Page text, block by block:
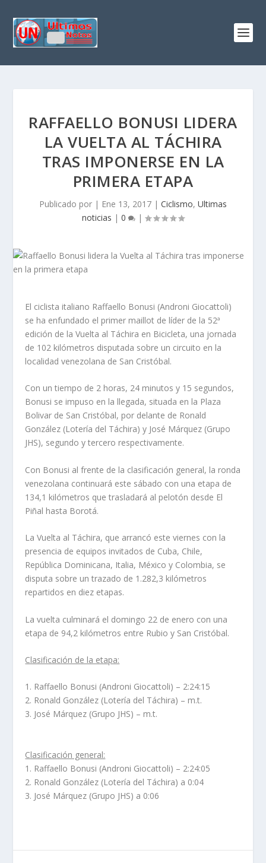
RAFFAELLO BONUSI LIDERA
LA VUELTA AL TÁCHIRA
TRAS IMPONERSE EN LA
PRIMERA ETAPA
Publicado por | Ene 13, 2017 | Ciclismo, Ultimas
noticias | 0 |
El ciclista italiano Raffaello Bonusi (Androni Giocattoli)
se ha enfundado el primer maillot de líder de la 52ª
edición de la Vuelta al Táchira en Bicicleta, una jornada
de 102 kilómetros disputada sobre un circuito en la
localidad venezolana de San Cristóbal.
Con un tiempo de 2 horas, 24 minutos y 15 segundos,
Bonusi se impuso en la llegada, situada en la Plaza
Bolivar de San Cristóbal, por delante de Ronald
González (Lotería del Táchira) y José Márquez (Grupo
JHS), segundo y tercero respectivamente.
Con Bonusi al frente de la clasificación general, la ronda
venezolana continuará este sábado con una etapa de
134,1 kilómetros que trasladará al pelotón desde El
Piñal hasta Borotá.
La Vuelta al Táchira, que arrancó este viernes con la
presencia de equipos invitados de Cuba, Chile,
República Dominicana, Italia, México y Colombia, se
disputa sobre un trazado de 1.282,3 kilómetros
repartidos en diez etapas.
La vuelta culminará el domingo 22 de enero con una
etapa de 94,2 kilómetros entre Rubio y San Cristóbal.
Clasificación de la etapa:
1. Raffaello Bonusi (Androni Giocattoli) – 2:24:15
2. Ronald González (Lotería del Táchira) – m.t.
3. José Márquez (Grupo JHS) – m.t.
Clasificación general:
1. Raffaello Bonusi (Androni Giocattoli) – 2:24:05
2. Ronald González (Lotería del Táchira) a 0:04
3. José Márquez (Grupo JHS) a 0:06